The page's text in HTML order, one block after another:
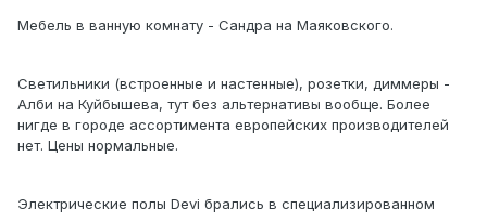
Мебель в ванную комнату - Сандра на Маяковского.
Светильники (встроенные и настенные), розетки, диммеры -
Алби на Куйбышева, тут без альтернативы вообще. Более
нигде в городе ассортимента европейских производителей
нет. Цены нормальные.
Электрические полы Devi брались в специализированном